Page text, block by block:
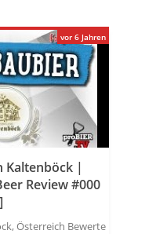
Kaltenböck |
Review #000
Österreich Bewerte
vor 6 Jahren